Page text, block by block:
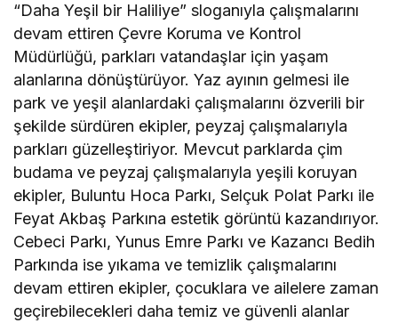
“Daha Yeşil bir Haliliye” sloganıyla çalışmalarını
devam ettiren Çevre Koruma ve Kontrol
Müdürlüğü, parkları vatandaşlar için yaşam
alanlarına dönüştürüyor. Yaz ayının gelmesi ile
park ve yeşil alanlardaki çalışmalarını özverili bir
şekilde sürdüren ekipler, peyzaj çalışmalarıyla
parkları güzelleştiriyor. Mevcut parklarda çim
budama ve peyzaj çalışmalarıyla yeşili koruyan
ekipler, Buluntu Hoca Parkı, Selçuk Polat Parkı ile
Feyat Akbaş Parkına estetik görüntü kazandırıyor.
Cebeci Parkı, Yunus Emre Parkı ve Kazancı Bedih
Parkında ise yıkama ve temizlik çalışmalarını
devam ettiren ekipler, çocuklara ve ailelere zaman
geçirebilecekleri daha temiz ve güvenli alanlar